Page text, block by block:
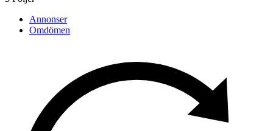
Annonser
Omdömen